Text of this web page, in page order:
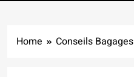
Home Conseils Bagages